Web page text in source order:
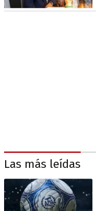
Las más leídas